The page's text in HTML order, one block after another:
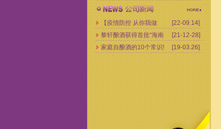
【疫情防控 从你我做
起】爱心企业向抗疫医
护人员捐赠10万余元慰
问物资
[22-09.14]
黎轩酿酒获得首批“海南
老字号”荣誉称号！
[21-12-28]
家庭自酿酒的10个常识!
[19-03.26]